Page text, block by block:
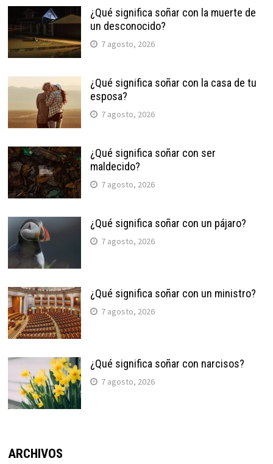
¿Qué significa soñar con la muerte de
un desconocido?
7 agosto, 2026
¿Qué significa soñar con la casa de tu
esposa?
7 agosto, 2026
¿Qué significa soñar con ser
maldecido?
7 agosto, 2026
¿Qué significa soñar con un pájaro?
7 agosto, 2026
¿Qué significa soñar con un ministro?
7 agosto, 2026
¿Qué significa soñar con narcisos?
7 agosto, 2026
ARCHIVOS